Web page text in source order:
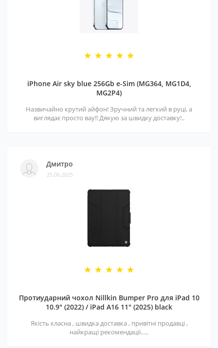
iPhone Air sky blue 256Gb e-Sim (MG364, MG1D4,
MG2P4)
Назвичайно крутий айфон! Зручний та легкий в руці, а
виглядає просто вау!! Дякую за швидку доставку!..
Дмитро
25.06.2025
Протиударний чохол Nillkin Bumper Pro для iPad 10
10.9" (2022) / iPad A16 11" (2025) black
Якість класна , швидка доставка , привітні продавці ,
найкращі рекомендації…..